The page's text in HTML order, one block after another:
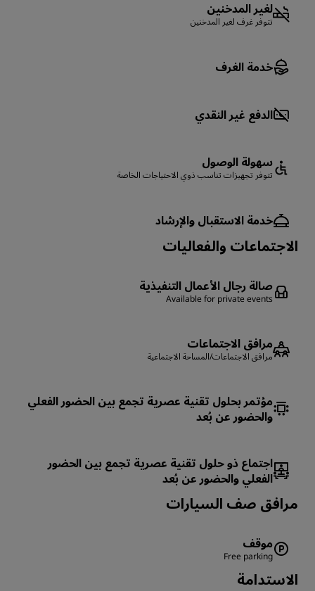
لغير المدخنين
تتوفر غرف لغير المدخنين
خدمة الغرف
الدفع غير النقدي
سهولة الوصول
تتوفر تجهيزات تناسب ذوي الاحتياجات الخاصة
خدمة الاستقبال والإرشاد
الاجتماعات والفعاليات
صالة رجال الأعمال التنفيذية
Available for private events
مرافق الاجتماعات
مرافق الاجتماعات/المساحة الاجتماعية
مؤتمر بحلول تقنية عصرية تجمع بين الحضور الفعلي
والحضور عن بُعد
اجتماع ذو حلول تقنية عصرية تجمع بين الحضور
الفعلي والحضور عن بُعد
‏‫مرافق صف السيارات
موقف
Free parking
الاستدامة